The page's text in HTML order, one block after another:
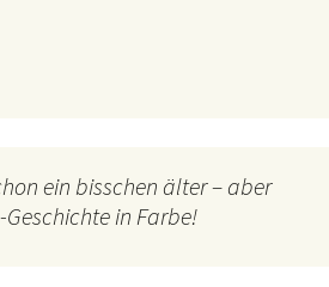
ein bisschen älter – aber
in Farbe!